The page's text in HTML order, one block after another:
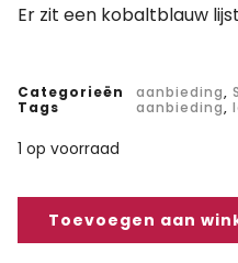
Er zit een kobaltblauw
Categorieën aanbieding,
Tags
aanbieding,
1 op voorraad
Toevoegen aan